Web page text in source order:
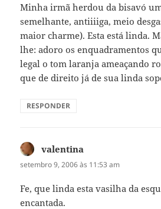
Minha irmã herdou da bisavó
semelhante, antiiiiga, meio
maior charme). Esta está linda.
lhe: adoro os enquadramentos
legal o tom laranja ameaçando
que de direito já de sua linda
RESPONDER
valentina
setembro 9, 2006 às 11:53 am
Fe, que linda esta vasilha da
encantada.